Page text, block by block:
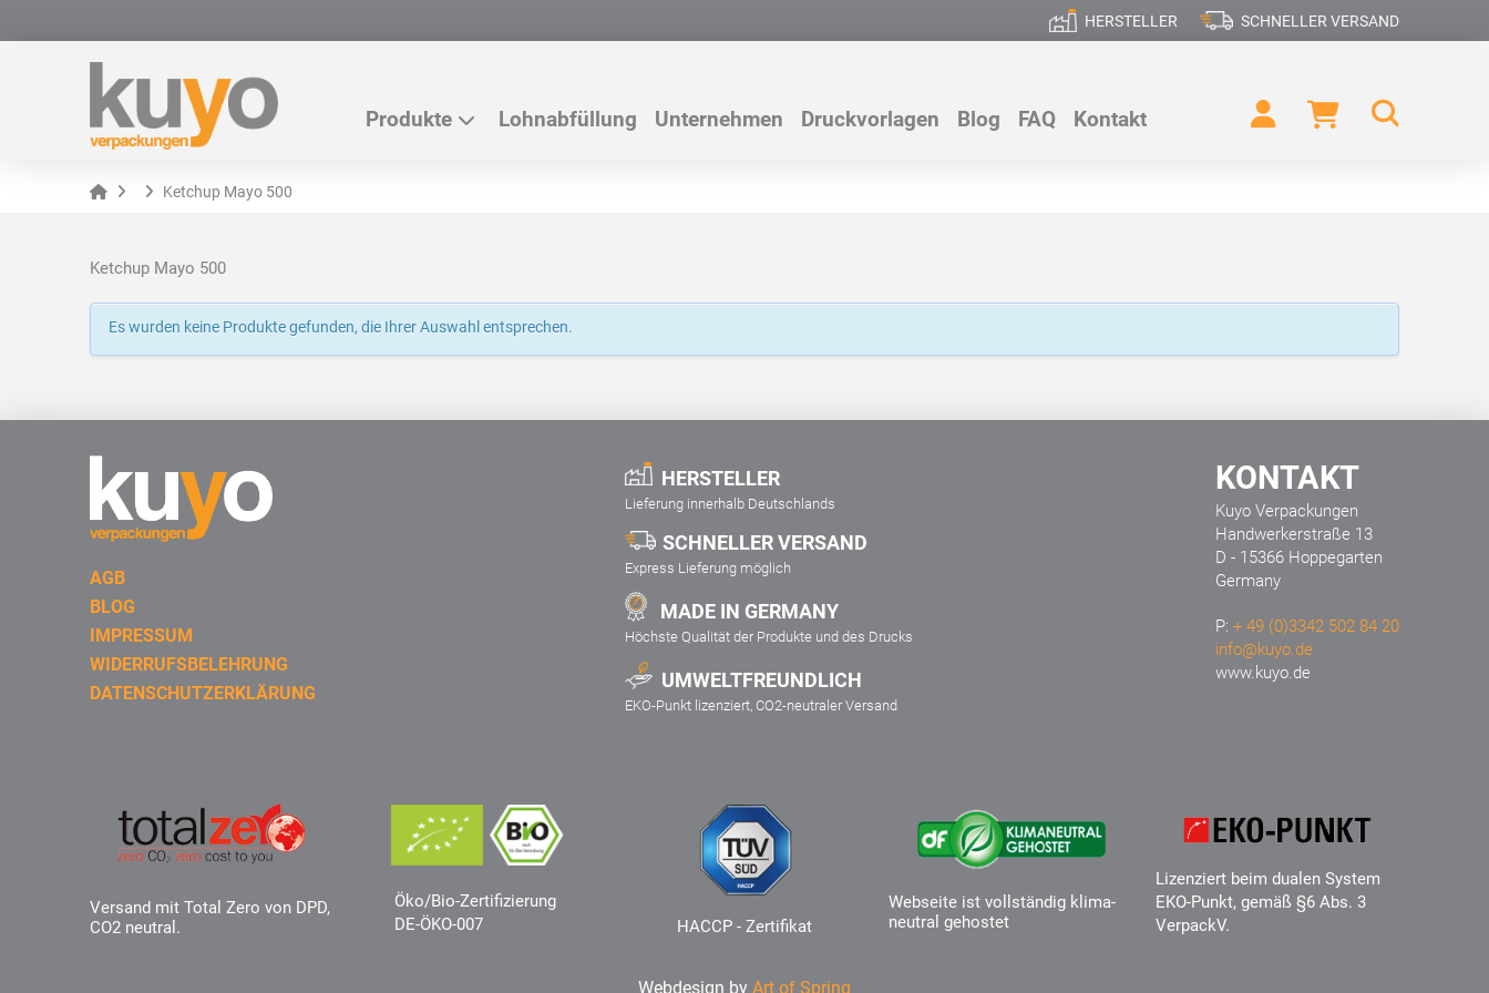
HERSTELLER SCHNELLER VERSAND
Produkte Lohnabfüllung Unternehmen Druckvorlagen Blog FAQ Kontakt
Home Ketchup Mayo 500
Ketchup Mayo 500
Es wurden keine Produkte gefunden, die Ihrer Auswahl entsprechen.
AGB
BLOG
IMPRESSUM
WIDERRUFSBELEHRUNG
DATENSCHUTZERKLÄRUNG
HERSTELLER
Lieferung innerhalb Deutschlands
SCHNELLER VERSAND
Express Lieferung möglich
MADE IN GERMANY
Höchste Qualität der Produkte und des Drucks
UMWELTFREUNDLICH
EKO-Punkt lizenziert, CO2-neutraler Versand
KONTAKT
Kuyo Verpackungen
Handwerkerstraße 13
D - 15366 Hoppegarten
Germany
P:+ 49 (0)3342 502 84 20
info@kuyo.de
www.kuyo.de
Versand mit Total Zero von DPD,
CO2 neutral.
Öko/Bio-Zertifizierung
DE-ÖKO-007
HACCP - Zertifikat
Webseite ist vollständig klima-
neutral gehostet
Lizenziert beim dualen System
EKO-Punkt, gemäß §6 Abs. 3
VerpackV.
Webdesign by Art of Spring